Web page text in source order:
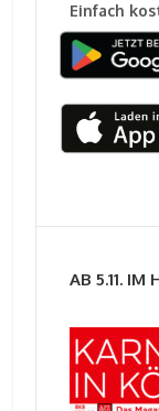
Einfach
AB 5.11. IM